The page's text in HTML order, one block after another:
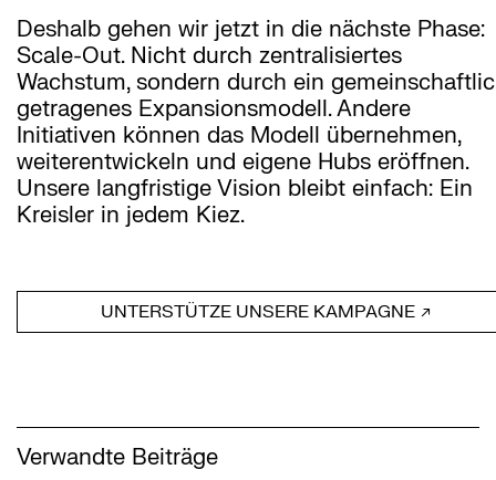
Deshalb gehen wir jetzt in die nächste Phase:
Scale-Out. Nicht durch zentralisiertes
Wachstum, sondern durch ein
getragenes Expansionsmodell. Andere
Initiativen können das Modell übernehmen,
weiterentwickeln und eigene Hubs eröffnen.
Unsere langfristige Vision bleibt einfach: Ein
Kreisler in jedem Kiez.
UNTERSTÜTZE UNSERE KAMPAGNE
Verwandte Beiträge